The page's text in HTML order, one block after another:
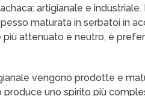
artigianale e
maturata in serbatoi in
più attenuato e neutro, è
vengono prodotte e
uno spirito più